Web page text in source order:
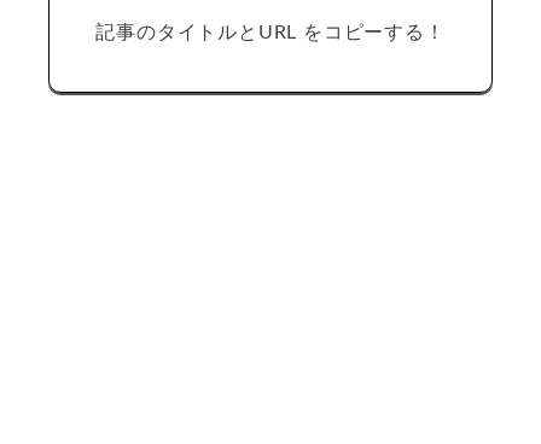
記事のタイトルとURL をコピーする！